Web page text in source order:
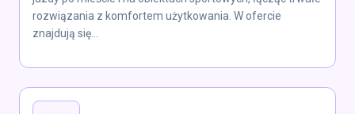
rozwiązania z komfortem użytkowania. W ofercie
znajdują się...